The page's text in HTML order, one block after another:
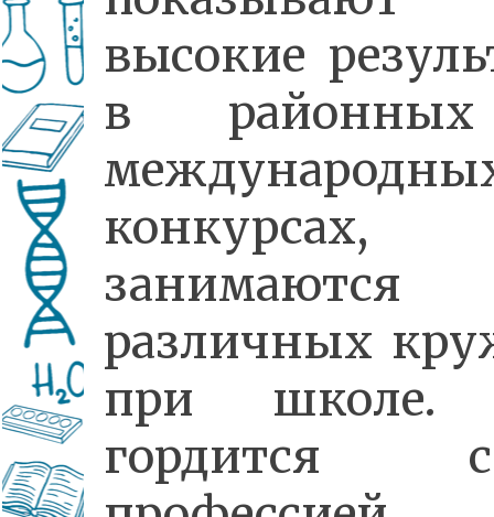
высокие
в
конкурсах,
различных
при школе.
гордится